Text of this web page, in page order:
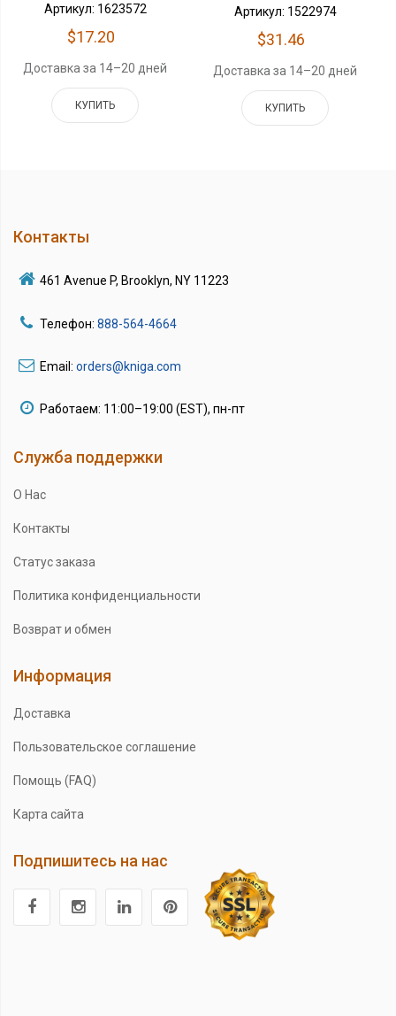
Артикул: 1623572
$17.20
Доставка за 14–20 дней
КУПИТЬ
Артикул: 1522974
$31.46
Доставка за 14–20 дней
КУПИТЬ
Контакты
461 Avenue P, Brooklyn, NY 11223
Телефон: 888-564-4664
Email: orders@kniga.com
Работаем: 11:00–19:00 (EST), пн-пт
Служба поддержки
О Нас
Контакты
Статус заказа
Политика конфиденциальности
Возврат и обмен
Информация
Доставка
Пользовательское соглашение
Помощь (FAQ)
Карта сайта
Подпишитесь на нас